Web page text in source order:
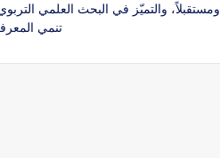
ومستقبلاً، والتميّز في البحث العلمي
تنمي